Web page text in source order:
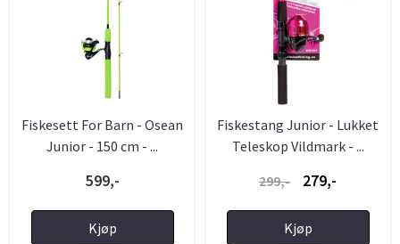
Fiskesett For Barn - Osean
Junior - 150 cm - ...
599,-
Kjøp
Fiskestang Junior - Lukket
Teleskop Vildmark - ...
299,-
279,-
Kjøp